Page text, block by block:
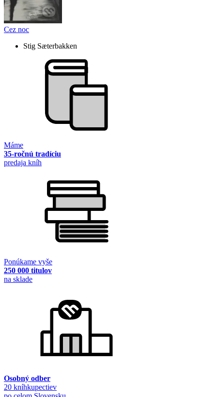
Cez noc
Stig Sæterbakken
Máme
35-ročnú tradíciu
predaja kníh
Ponúkame vyše
250 000 titulov
na sklade
Osobný odber
20 kníhkupectiev